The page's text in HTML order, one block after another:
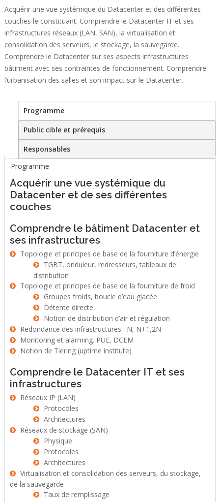
Acquérir une vue systémique du Datacenter et des différentes
couches le constituant. Comprendre le Datacenter IT et ses
infrastructures réseaux (LAN, SAN), la virtualisation et
consolidation des serveurs, le stockage, la sauvegarde.
Comprendre le Datacenter sur ses aspects infrastructures
bâtiment avec ses contraintes de fonctionnement. Comprendre
l’urbanisation des salles et son impact sur le Datacenter.
StageProgramme(active tab)
Public cible et prérequis
Responsables
Programme
Acquérir une vue systémique du
Datacenter et de ses différentes
couches
Comprendre le bâtiment Datacenter et
ses infrastructures
Topologie et principes de base de la fourniture d’énergie
distribution
Topologie et principes de base de la fourniture de froid
Groupes froids, boucle d’eau glacée
Détente directe
Notion de distribution d’air et régulation
Redondance des infrastructures : N, N+1,2N
Monitoring et alarming. PUE, DCEM
Notion de Tiering (uptime institute)
Comprendre le Datacenter IT et ses
infrastructures
Réseaux IP (LAN)
Protocoles
Architectures
Réseaux de stockage (SAN)
Physique
Protocoles
Architectures
de la sauvegarde
Taux de remplissage